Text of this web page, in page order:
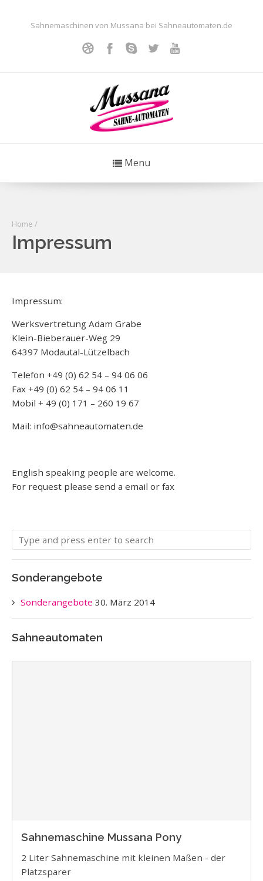
Sahnemaschinen von Mussana bei Sahneautomaten.de
Menu
Home /
Impressum
Impressum:
Werksvertretung Adam Grabe
Klein-Bieberauer-Weg 29
64397 Modautal-Lützelbach
Telefon +49 (0) 62 54 – 94 06 06
Fax +49 (0) 62 54 – 94 06 11
Mobil + 49 (0) 171 – 260 19 67
Mail: info@sahneautomaten.de
English speaking people are welcome.
For request please send a email or fax
Sonderangebote
Sonderangebote 30. März 2014
Sahneautomaten
Sahnemaschine Mussana Pony
2 Liter Sahnemaschine mit kleinen Maßen - der
Platzsparer